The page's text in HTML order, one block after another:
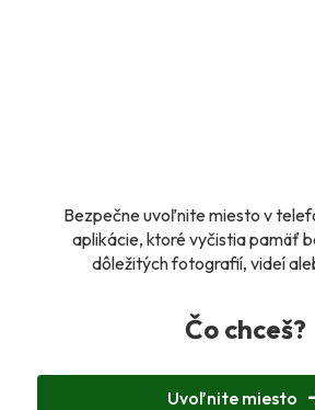
Bezpečne uvoľnite miesto v
aplikácie, ktoré vyčistia pamäť
dôležitých fotografií, videí
Čo chceš?
Uvoľnite miesto